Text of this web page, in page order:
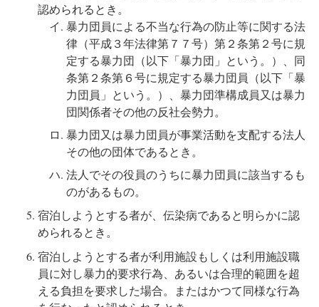
認められるとき。
暴力団員による不当な行為の防止等に関する法
律（平成３年法律第７７号）第２条第２号に規
定する暴力団（以下「暴力団」という。）、同
条第２条第６号に規定する暴力団員（以下「暴
力団員」という。）、暴力団準構成員又は暴力
団関係者その他の反社会勢力。
暴力団又は暴力団員が事業活動を支配する法人
その他の団体であるとき。
法人でその役員のうちに暴力団員に該当するも
のがあるもの。
宿泊しようとする者が、伝染病であると明らかに認
められるとき。
宿泊しようとする者が利用施設もしくは利用施設職
員に対し暴力的要求行為、あるいは合理的範囲を超
える負担を要求した場合。またはかつて同様な行為